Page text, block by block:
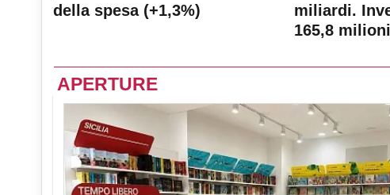
della spesa (+1,3%)
miliardi.
165,8 milioni
APERTURE